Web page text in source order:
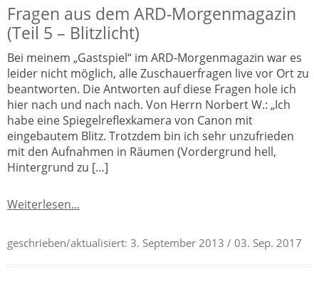
Fragen aus dem ARD-Morgenmagazin
(Teil 5 – Blitzlicht)
Bei meinem „Gastspiel“ im ARD-Morgenmagazin war es
leider nicht möglich, alle Zuschauerfragen live vor Ort zu
beantworten. Die Antworten auf diese Fragen hole ich
hier nach und nach nach. Von Herrn Norbert W.: „Ich
habe eine Spiegelreflexkamera von Canon mit
eingebautem Blitz. Trotzdem bin ich sehr unzufrieden
mit den Aufnahmen in Räumen (Vordergrund hell,
Hintergrund zu […]
Weiterlesen...
geschrieben/aktualisiert: 3. September 2013 / 03. Sep. 2017